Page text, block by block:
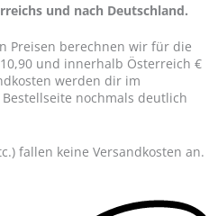
und nach Deutschland.
Preisen berechnen wir für die
und innerhalb Österreich €
werden dir im
nochmals deutlich
fallen keine Versandkosten an.